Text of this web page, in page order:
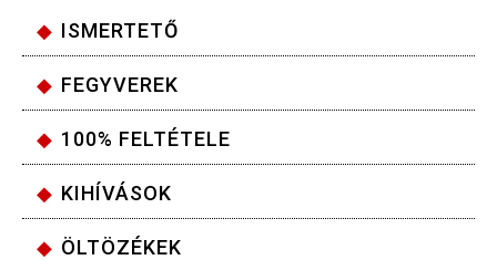
ISMERTETŐ
FEGYVEREK
100% FELTÉTELE
KIHÍVÁSOK
ÖLTÖZÉKEK